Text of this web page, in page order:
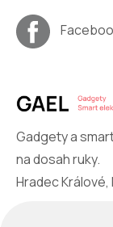
Gadgety a
na dosah ruky.
Hradec